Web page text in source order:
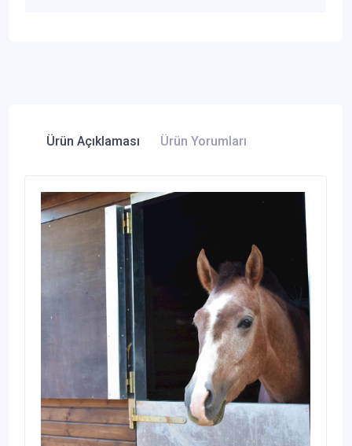
Ürün Açıklaması Ürün Yorumları